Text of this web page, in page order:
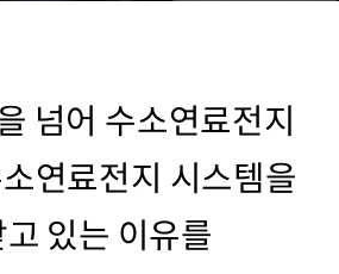
넘어 수소연료전지
연료전지 시스템을
있는 이유를